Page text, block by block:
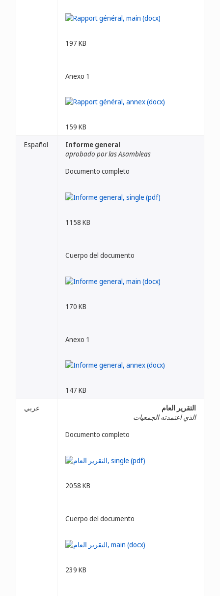
197 KB
Anexo 1
159 KB
Español
Informe general
aprobado por las Asambleas
Documento completo
1158 KB
Cuerpo del documento
170 KB
Anexo 1
147 KB
عربي
التقرير العام
الذي اعتمدته الجمعيات
Documento completo
2058 KB
Cuerpo del documento
239 KB